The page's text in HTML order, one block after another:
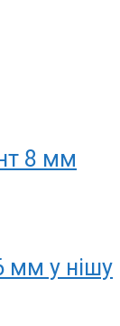
8 мм
мм у нішу